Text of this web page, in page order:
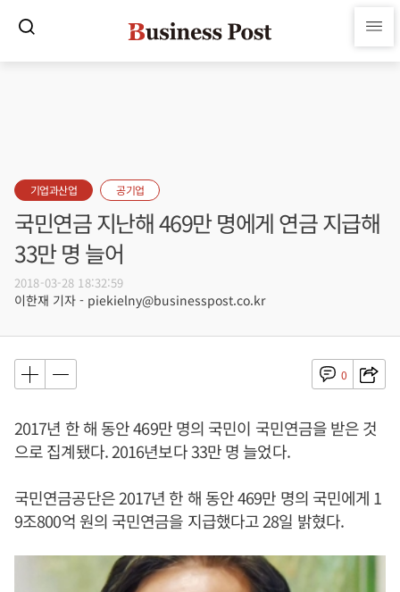
기업과산업 공기업
국민연금 지난해 469만 명에게 연금 지급해
33만 명 늘어
2018-03-28 18:32:59
이한재 기자 - piekielny@businesspost.co.kr
0
2017년 한 해 동안 469만 명의 국민이 국민연금을 받은 것
으로 집계됐다. 2016년보다 33만 명 늘었다.
국민연금공단은 2017년 한 해 동안 469만 명의 국민에게 1
9조800억 원의 국민연금을 지급했다고 28일 밝혔다.